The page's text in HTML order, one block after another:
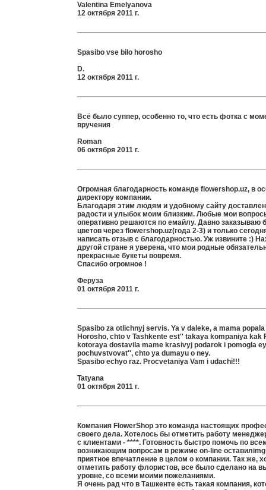
Valentina Emelyanova
12 октября 2011 г.
Spasibo vse bilo horosho
D.
12 октября 2011 г.
Всё было суппер, особенно то, что есть фотка с
вручения
Roman
06 октября 2011 г.
Огромная благодарность команде flowershop.uz, в
директору компании.
Благодаря этим людям и удобному сайту
радости и улыбок моим близким. Любые мои
оперативно решаются по емайлу. Давно заказываю
цветов через flowershop.uz(года 2-3) и только
написать отзыв с благодарностью. Уж извините :)
другой стране я уверена, что мои родные
прекрасные букеты вовремя.
Спасибо огромное !
Феруза
01 октября 2011 г.
Spasibo za otlichnyj servis. Ya v daleke, a mama
Horosho, chto v Tashkente est'' takaya kompaniya kak
kotoraya dostavila mame krasivyj podarok i pomogla ey
pochuvstvovat'', chto ya dumayu o ney.
Spasibo echyo raz. Procvetaniya Vam i udachi!!!
Tatyana
01 октября 2011 г.
Компания FlowerShop это команда настоящих
своего дела. Хотелось бы отметить работу
с клиентами - ****. Готовность быстро помочь по
возникающим вопросам в режиме on-line
приятное впечатление в целом о компании. Так же,
отметить работу флористов, всe было сделано на
уровне, со всеми моими пожеланиями.
Я очень рад что в Ташкенте есть такая компания,